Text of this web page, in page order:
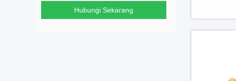
Hubungi Sekarang